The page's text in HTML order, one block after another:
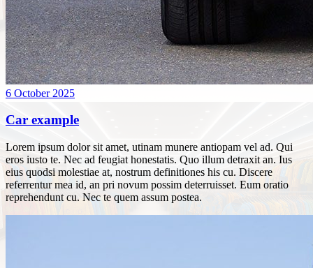
6 October 2025
Car example
Lorem ipsum dolor sit amet, utinam munere antiopam vel ad. Qui
eros iusto te. Nec ad feugiat honestatis. Quo illum detraxit an. Ius
eius quodsi molestiae at, nostrum definitiones his cu. Discere
referrentur mea id, an pri novum possim deterruisset. Eum oratio
reprehendunt cu. Nec te quem assum postea.